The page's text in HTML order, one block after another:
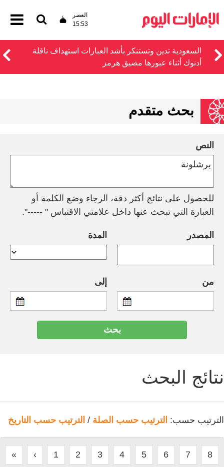
العصر
15:53
السعودية تدين وتستنكر بأشد العبارات استهداف ناقلة
أدنوك أثناء عبورها مضيق هرمز
بحث متقدم
النص
للحصول على نتائج أكثر دقة، الرجاء وضع الكلمة أو
العبارة التي تبحث عنها داخل علامتي الاقتباس " -----".
المصدر المدة
من إلى
نتائج البحث
الترتيب حسب: الترتيب حسب الصلة / الترتيب حسب التاريخ
« ‹ 1 2 3 4 5 6 7 8